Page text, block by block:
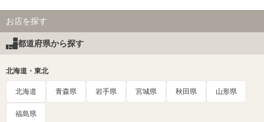
お店を探す
都道府県から探す
北海道・東北
北海道 青森県 岩手県 宮城県 秋田県 山形県
福島県